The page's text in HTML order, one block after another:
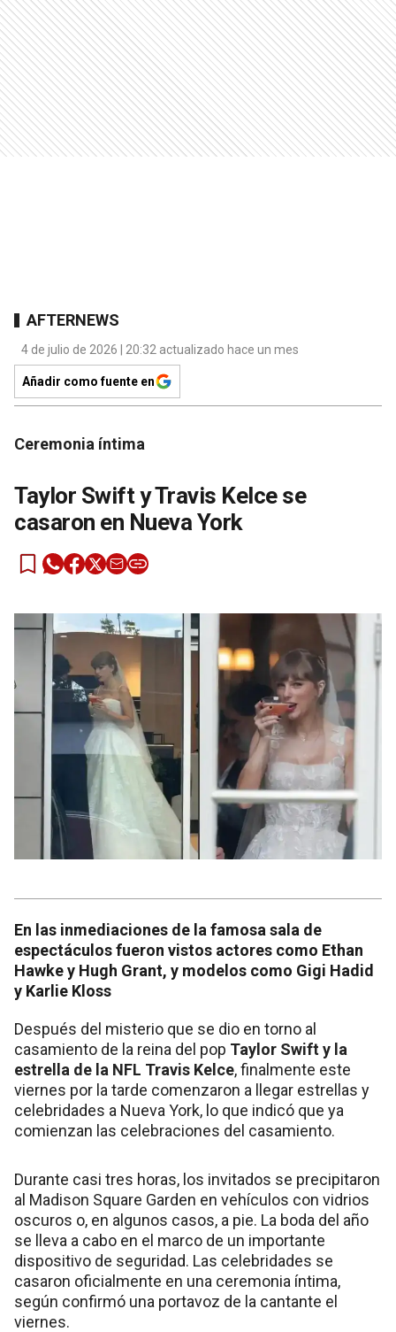
AFTERNEWS
4 de julio de 2026 | 20:32 actualizado hace un mes
Añadir como fuente en
Ceremonia íntima
Taylor Swift y Travis Kelce se
casaron en Nueva York
En las inmediaciones de la famosa sala de
espectáculos fueron vistos actores como Ethan
Hawke y Hugh Grant, y modelos como Gigi Hadid
y Karlie Kloss
Después del misterio que se dio en torno al
casamiento de la reina del pop Taylor Swift y la
estrella de la NFL Travis Kelce, finalmente este
viernes por la tarde comenzaron a llegar estrellas y
celebridades a Nueva York, lo que indicó que ya
comienzan las celebraciones del casamiento.
Durante casi tres horas, los invitados se precipitaron
al Madison Square Garden en vehículos con vidrios
oscuros o, en algunos casos, a pie. La boda del año
se lleva a cabo en el marco de un importante
dispositivo de seguridad. Las celebridades se
casaron oficialmente en una ceremonia íntima,
según confirmó una portavoz de la cantante el
viernes.